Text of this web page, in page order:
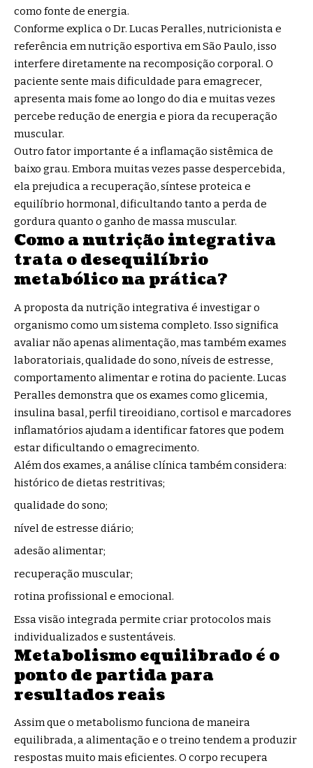
como fonte de energia.
Conforme explica o Dr. Lucas Peralles, nutricionista e
referência em nutrição esportiva em São Paulo, isso
interfere diretamente na recomposição corporal. O
paciente sente mais dificuldade para emagrecer,
apresenta mais fome ao longo do dia e muitas vezes
percebe redução de energia e piora da recuperação
muscular.
Outro fator importante é a inflamação sistêmica de
baixo grau. Embora muitas vezes passe despercebida,
ela prejudica a recuperação, síntese proteica e
equilíbrio hormonal, dificultando tanto a perda de
gordura quanto o ganho de massa muscular.
Como a nutrição integrativa
trata o desequilíbrio
metabólico na prática?
A proposta da nutrição integrativa é investigar o
organismo como um sistema completo. Isso significa
avaliar não apenas alimentação, mas também exames
laboratoriais, qualidade do sono, níveis de estresse,
comportamento alimentar e rotina do paciente. Lucas
Peralles demonstra que os exames como glicemia,
insulina basal, perfil tireoidiano, cortisol e marcadores
inflamatórios ajudam a identificar fatores que podem
estar dificultando o emagrecimento.
Além dos exames, a análise clínica também considera:
histórico de dietas restritivas;
qualidade do sono;
nível de estresse diário;
adesão alimentar;
recuperação muscular;
rotina profissional e emocional.
Essa visão integrada permite criar protocolos mais
individualizados e sustentáveis.
Metabolismo equilibrado é o
ponto de partida para
resultados reais
Assim que o metabolismo funciona de maneira
equilibrada, a alimentação e o treino tendem a produzir
respostas muito mais eficientes. O corpo recupera